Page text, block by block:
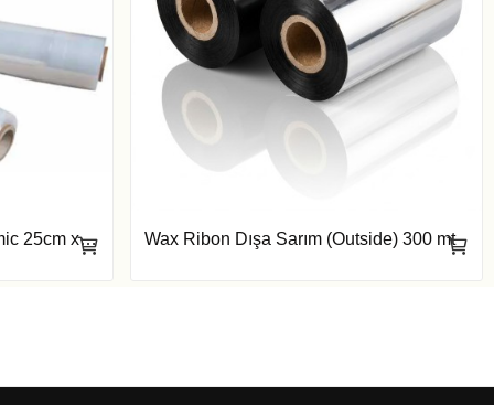
Eşya Ambalaj Streç Film 17mic 25cm x 300mt Wax Ribon Dışa Sarım (Outside) 300 mt